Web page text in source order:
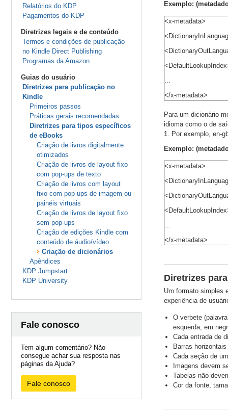
Relatórios do KDP
Pagamentos do KDP
Diretrizes legais e de conteúdo
Termos e condições de publicação
no Kindle Direct Publishing
Programas da Amazon
Guias do usuário
Diretrizes para publicação no
Kindle
Primeiros passos
Práticas gerais recomendadas
Diretrizes para tipos específicos
de eBooks
Criação de livros digitalmente
otimizados
Criação de livros de layout fixo
com pop-ups de texto
Criação de livros com layout
fixo com pop-ups de imagem ou
painéis virtuais
Criação de livros de layout fixo
sem pop-ups
Criação de edições Kindle com
conteúdo de áudio/vídeo
Criação de dicionários
Apêndices
KDP Jumpstart
KDP University
Fale conosco
Tem algum comentário? Não
consegue achar sua resposta nas
páginas da Ajuda?
Fale conosco
Exemplo:
<x-metadata>
...
</x-metadata>
Para um dicionário
idioma como o de
1. Por exemplo, en-
Exemplo:
<x-metadata>
...
</x-metadata>
Diretrizes
Um formato simples
experiência de
O verbete
esquerda, em
Cada entrada de
Barras
Cada seção de
Imagens devem
Tabelas não
Cor da fonte,